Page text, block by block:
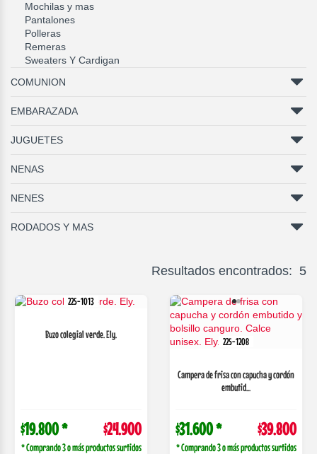
Mochilas y mas
Pantalones
Polleras
Remeras
Sweaters Y Cardigan
COMUNION
EMBARAZADA
JUGUETES
NENAS
NENES
RODADOS Y MAS
Resultados encontrados: 5
225-1013
Buzo colegial verde. Ely.
$19.800 * $24.900
* Comprando 3 o más productos surtidos
225-1208
Campera de frisa con capucha y cordón
embutid...
$31.600 * $39.800
* Comprando 3 o más productos surtidos